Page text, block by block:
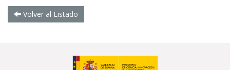
Volver al Listado